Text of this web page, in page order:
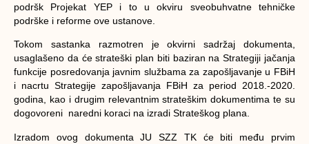
podršk Projekat YEP i to u okviru sveobuhvatne tehničke
podrške i reforme ove ustanove.
Tokom sastanka razmotren je okvirni sadržaj dokumenta,
usaglašeno da će strateški plan biti baziran na Strategiji jačanja
funkcije posredovanja javnim službama za zapošljavanje u FBiH
i nacrtu Strategije zapošljavanja FBiH za period 2018.-2020.
godina, kao i drugim relevantnim strateškim dokumentima te su
dogovoreni naredni koraci na izradi Strateškog plana.
Izradom ovog dokumenta JU SZZ TK će biti među prvim